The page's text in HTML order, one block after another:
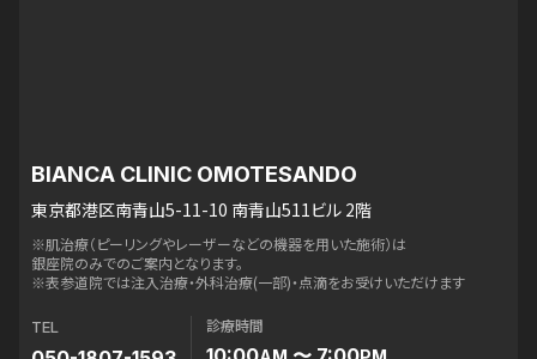
BIANCA CLINIC OMOTESANDO
東京都港区南青山5-11-10 南青山511ビル 2階
※肌治療（ピーリングやレーザーなどの機器を用いた施術）は
銀座院のみでのご案内となります。
※表参道院では注入治療・外科治療(一部)・点滴をお受けいただけます
TEL 診療時間